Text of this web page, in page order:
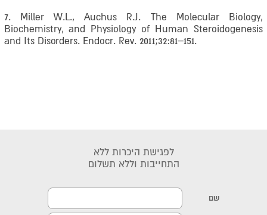
7. Miller W.L., Auchus R.J. The Molecular Biology,
Biochemistry, and Physiology of Human Steroidogenesis
and Its Disorders. Endocr. Rev. 2011;32:81–151.
לפגישת היכרות ללא
התחייבות וללא תשלום